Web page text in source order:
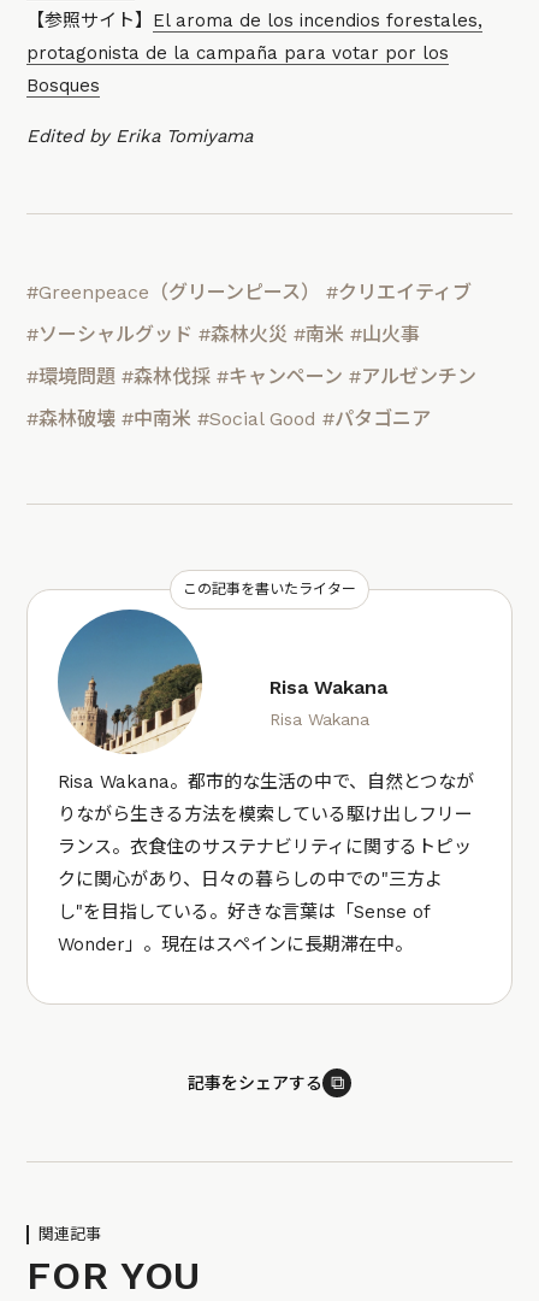
【参照サイト】 El aroma de los incendios forestales,
protagonista de la campaña para votar por los
Bosques
Edited by Erika Tomiyama
#Greenpeace（グリーンピース）
#クリエイティブ
#ソーシャルグッド #森林火災 #南米 #山火事
#環境問題 #森林伐採 #キャンペーン #アルゼンチン
#森林破壊 #中南米 #Social Good #パタゴニア
この記事を書いたライター
Risa Wakana
Risa Wakana
Risa Wakana。都市的な生活の中で、自然とつなが
りながら生きる方法を模索している駆け出しフリー
ランス。衣食住のサステナビリティに関するトピッ
クに関心があり、日々の暮らしの中での"三方よ
し"を目指している。好きな言葉は「Sense of
Wonder」。現在はスペインに長期滞在中。
記事をシェアする ⧉
関連記事
FOR YOU